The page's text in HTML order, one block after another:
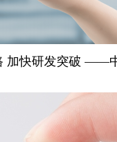
加快研发突破 ——